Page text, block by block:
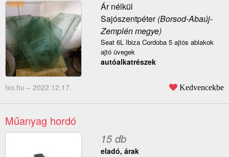
Ár nélkül
Sajószentpéter(Borsod-Abaúj-
Zemplén megye)
Seat 6L Ibiza Cordoba 5 ajtós ablakok
ajtó üvegek
autóalkatrészek
lxo.hu – 2022.12.17. Kedvencekbe
Műanyag hordó
15 db
eladó, árak